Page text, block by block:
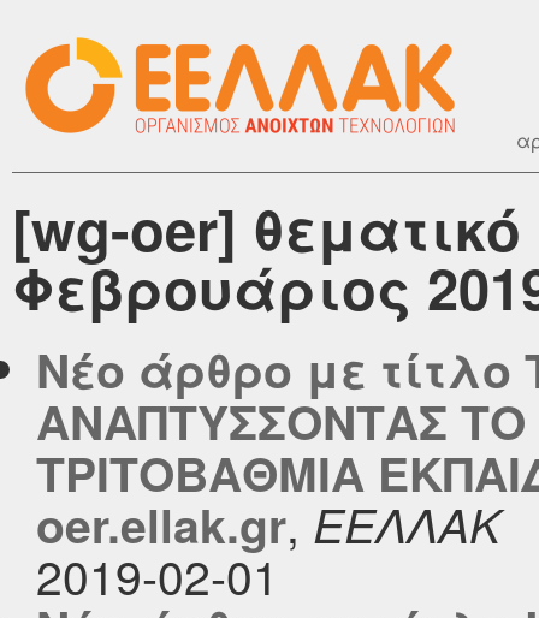
[wg-oer]
Φεβρουάριος
Νέο άρθρο με τίτλο
ΑΝΑΠΤΥΣΣΟΝΤΑΣ ΤΟ
ΤΡΙΤΟΒΑΘΜΙΑ
oer.ellak.gr, ΕΕΛΛΑΚ
2019-02-01